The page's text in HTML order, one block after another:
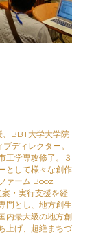
、BBT大学大学院
ディレクター。
工学専攻修了。３
として様々な創作
ァーム Booz
・実行支援を経
門とし、地方創生
内最大級の地方創
上げ、超絶まちづ